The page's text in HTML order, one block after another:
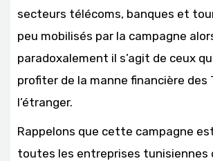
secteurs télécoms, banques et
peu mobilisés par la campagne
paradoxalement il s’agit de ceux
profiter de la manne financière des
l’étranger.
Rappelons que cette campagne
toutes les entreprises tunisiennes